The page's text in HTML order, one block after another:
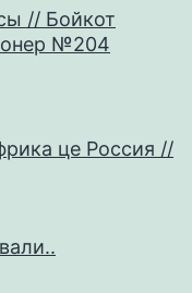
// Бойкот
№204
це Россия //